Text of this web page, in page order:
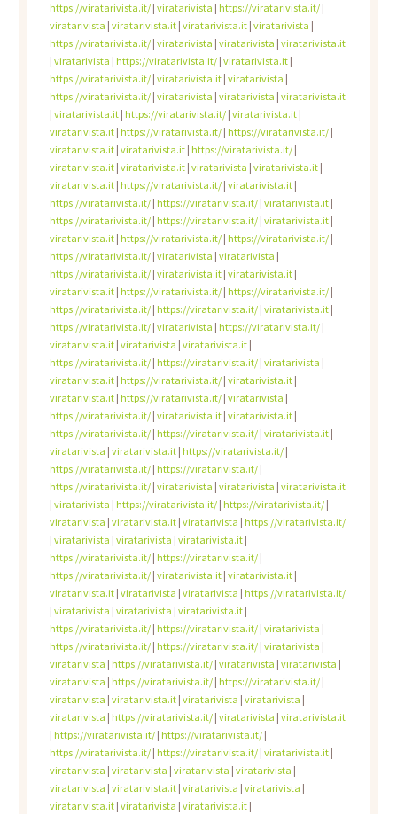
https://viratarivista.it/| viratarivista | https://viratarivista.it/|
viratarivista | viratarivista.it| viratarivista.it| viratarivista |
https://viratarivista.it/| viratarivista | viratarivista | viratarivista.it
| viratarivista | https://viratarivista.it/| viratarivista.it|
https://viratarivista.it/| viratarivista.it| viratarivista |
https://viratarivista.it/| viratarivista | viratarivista | viratarivista.it
| viratarivista.it| https://viratarivista.it/| viratarivista.it|
viratarivista.it| https://viratarivista.it/| https://viratarivista.it/|
viratarivista.it| viratarivista.it| https://viratarivista.it/|
viratarivista.it| viratarivista.it| viratarivista | viratarivista.it|
viratarivista.it| https://viratarivista.it/| viratarivista.it|
https://viratarivista.it/| https://viratarivista.it/| viratarivista.it|
https://viratarivista.it/| https://viratarivista.it/| viratarivista.it|
viratarivista.it| https://viratarivista.it/| https://viratarivista.it/|
https://viratarivista.it/| viratarivista | viratarivista |
https://viratarivista.it/| viratarivista.it| viratarivista.it|
viratarivista.it| https://viratarivista.it/| https://viratarivista.it/|
https://viratarivista.it/| https://viratarivista.it/| viratarivista.it|
https://viratarivista.it/| viratarivista | https://viratarivista.it/|
viratarivista.it| viratarivista | viratarivista.it|
https://viratarivista.it/| https://viratarivista.it/| viratarivista |
viratarivista.it| https://viratarivista.it/| viratarivista.it|
viratarivista.it| https://viratarivista.it/| viratarivista |
https://viratarivista.it/| viratarivista.it| viratarivista.it|
https://viratarivista.it/| https://viratarivista.it/| viratarivista.it|
viratarivista | viratarivista.it| https://viratarivista.it/|
https://viratarivista.it/| https://viratarivista.it/|
https://viratarivista.it/| viratarivista | viratarivista | viratarivista.it
| viratarivista | https://viratarivista.it/| https://viratarivista.it/|
viratarivista | viratarivista.it| viratarivista | https://viratarivista.it/
| viratarivista | viratarivista | viratarivista.it|
https://viratarivista.it/| https://viratarivista.it/|
https://viratarivista.it/| viratarivista.it| viratarivista.it|
viratarivista.it| viratarivista | viratarivista | https://viratarivista.it/
| viratarivista | viratarivista | viratarivista.it|
https://viratarivista.it/| https://viratarivista.it/| viratarivista |
https://viratarivista.it/| https://viratarivista.it/| viratarivista |
viratarivista | https://viratarivista.it/| viratarivista | viratarivista |
viratarivista | https://viratarivista.it/| https://viratarivista.it/|
viratarivista | viratarivista.it| viratarivista | viratarivista |
viratarivista | https://viratarivista.it/| viratarivista | viratarivista.it
| https://viratarivista.it/| https://viratarivista.it/|
https://viratarivista.it/| https://viratarivista.it/| viratarivista.it|
viratarivista | viratarivista | viratarivista | viratarivista |
viratarivista | viratarivista.it| viratarivista | viratarivista |
viratarivista.it| viratarivista | viratarivista.it|